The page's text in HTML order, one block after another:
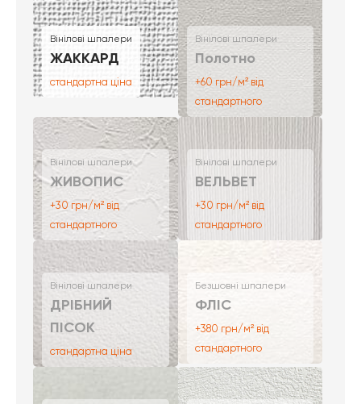
Вінілові шпалери
ЖАККАРД
стандартна ціна
Вінілові шпалери
Полотно
+60 грн/м² від
стандартного
Вінілові шпалери
ЖИВОПИС
+30 грн/м² від
стандартного
Вінілові шпалери
ВЕЛЬВЕТ
+30 грн/м² від
стандартного
Вінілові шпалери
ДРІБНИЙ
ПІСОК
стандартна ціна
Безшовні шпалери
ФЛІС
+380 грн/м² від
стандартного